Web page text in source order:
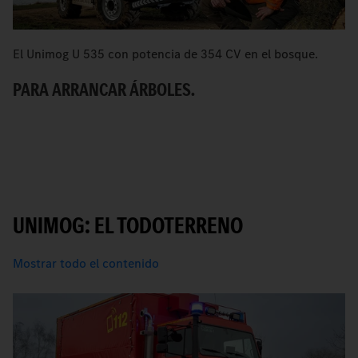
El Unimog U 535 con potencia de 354 CV en el bosque.
PARA ARRANCAR ÁRBOLES.
UNIMOG: EL TODOTERRENO
Mostrar todo el contenido